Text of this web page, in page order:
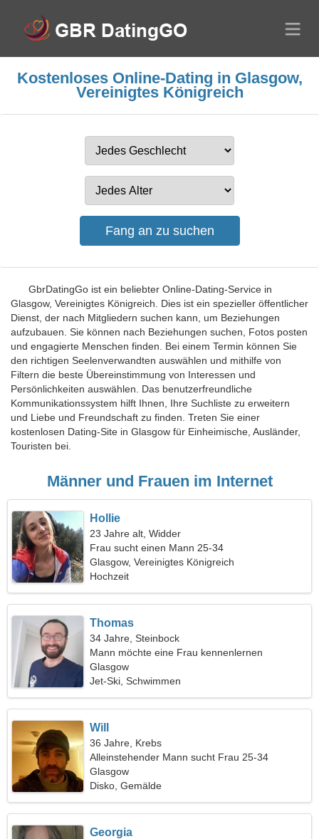
Kostenloses Online-Dating in Glasgow,
Vereinigtes Königreich
GbrDatingGo ist ein beliebter Online-Dating-Service in
Glasgow, Vereinigtes Königreich. Dies ist ein spezieller öffentlicher
Dienst, der nach Mitgliedern suchen kann, um Beziehungen
aufzubauen. Sie können nach Beziehungen suchen, Fotos posten
und engagierte Menschen finden. Bei einem Termin können Sie
den richtigen Seelenverwandten auswählen und mithilfe von
Filtern die beste Übereinstimmung von Interessen und
Persönlichkeiten auswählen. Das benutzerfreundliche
Kommunikationssystem hilft Ihnen, Ihre Suchliste zu erweitern
und Liebe und Freundschaft zu finden. Treten Sie einer
kostenlosen Dating-Site in Glasgow für Einheimische, Ausländer,
Touristen bei.
Männer und Frauen im Internet
Hollie
23 Jahre alt, Widder
Frau sucht einen Mann 25-34
Glasgow, Vereinigtes Königreich
Hochzeit
Thomas
34 Jahre, Steinbock
Mann möchte eine Frau kennenlernen
Glasgow
Jet-Ski, Schwimmen
Will
36 Jahre, Krebs
Alleinstehender Mann sucht Frau 25-34
Glasgow
Disko, Gemälde
Georgia